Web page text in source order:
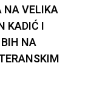
NA VELIKA
KADIĆ I
NA